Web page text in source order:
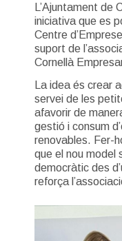
L’Ajuntament de
iniciativa que es
Centre
suport de
Cornellà
La idea és crear
servei de les
afavorir de
gestió i consum
renovables. Fer-
que el nou model
democràtic des
reforça